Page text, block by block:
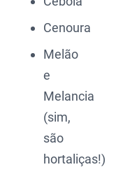
Cenoura
Melão
e
Melancia
(sim,
são
hortaliças!)